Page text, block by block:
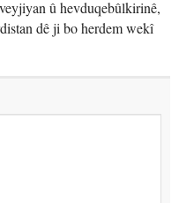
û hevduqebûlkirinê,
dê ji bo herdem wekî